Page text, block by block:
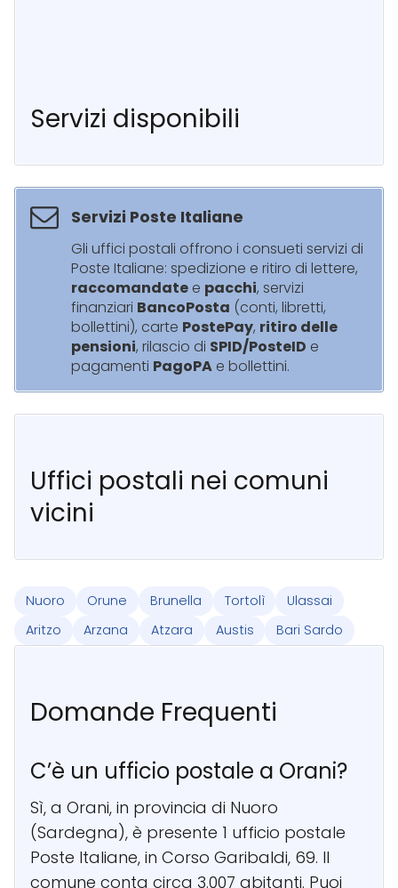
Servizi disponibili
Servizi Poste Italiane
Gli uffici postali offrono i consueti servizi di
Poste Italiane: spedizione e ritiro di lettere,
raccomandate e pacchi, servizi
finanziari BancoPosta (conti, libretti,
bollettini), carte PostePay, ritiro delle
pensioni, rilascio di SPID/PosteID e
pagamenti PagoPA e bollettini.
Uffici postali nei comuni
vicini
Nuoro Orune Brunella Tortolì
Ulassai
Aritzo
Arzana Atzara Austis Bari Sardo
Domande Frequenti
C’è un ufficio postale a Orani?
Sì, a Orani, in provincia di Nuoro
(Sardegna), è presente 1 ufficio postale
Poste Italiane, in Corso Garibaldi, 69. Il
comune conta circa 3.007 abitanti. Puoi